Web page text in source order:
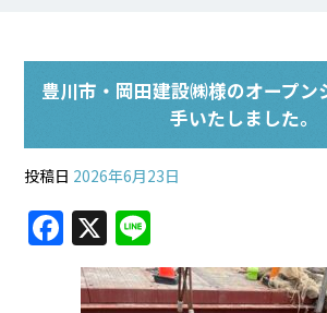
豊川市・岡田建設㈱様のオープン
手いたしました。
投稿日 2026年6月23日
F
a
c
X
n
e